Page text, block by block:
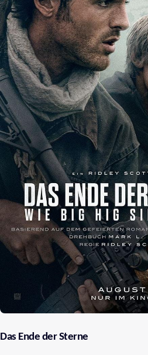
Das Ende der Sterne